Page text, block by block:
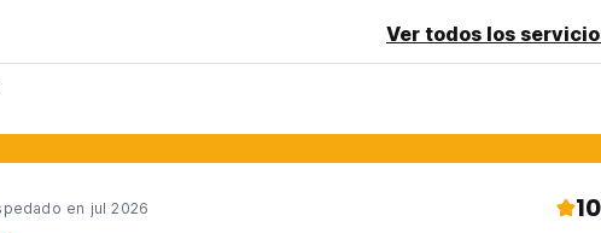
Ver todos los
en jul 2026 10